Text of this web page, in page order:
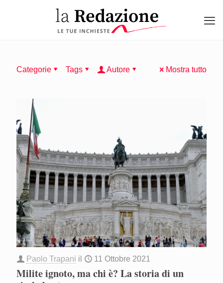
Categorie Tags Autore Mostra tutto
Paolo Trapani il 11 Ottobre 2021
Milite ignoto, ma chi è? La storia di un